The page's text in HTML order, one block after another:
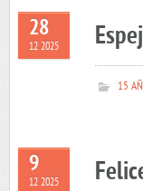
28
12 2025
15
9
12 2025